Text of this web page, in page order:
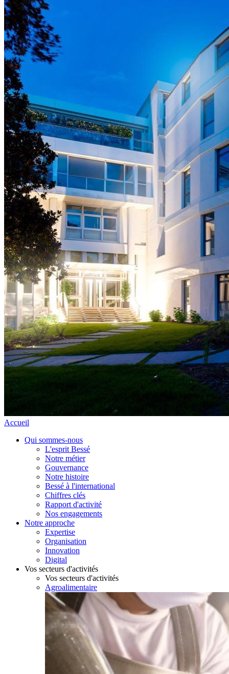
Accueil
Qui sommes-nous
L'esprit Bessé
Notre métier
Gouvernance
Notre histoire
Bessé à l'international
Chiffres clés
Rapport d'activité
Nos engagements
Notre approche
Expertise
Organisation
Innovation
Digital
Vos secteurs d'activités
Vos secteurs d'activités
Agroalimentaire